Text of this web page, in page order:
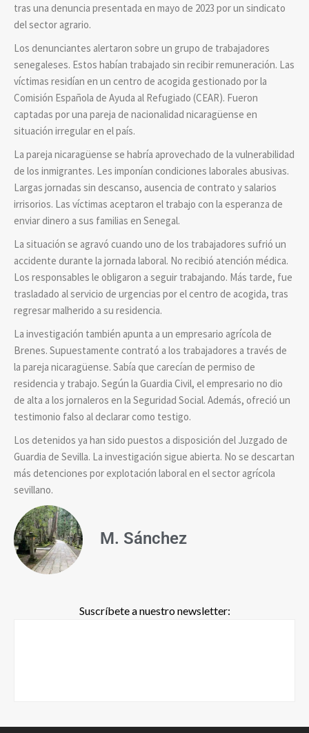
tras una denuncia presentada en mayo de 2023 por un sindicato
del sector agrario.
Los denunciantes alertaron sobre un grupo de trabajadores
senegaleses. Estos habían trabajado sin recibir remuneración. Las
víctimas residían en un centro de acogida gestionado por la
Comisión Española de Ayuda al Refugiado (CEAR). Fueron
captadas por una pareja de nacionalidad nicaragüense en
situación irregular en el país.
La pareja nicaragüense se habría aprovechado de la vulnerabilidad
de los inmigrantes. Les imponían condiciones laborales abusivas.
Largas jornadas sin descanso, ausencia de contrato y salarios
irrisorios. Las víctimas aceptaron el trabajo con la esperanza de
enviar dinero a sus familias en Senegal.
La situación se agravó cuando uno de los trabajadores sufrió un
accidente durante la jornada laboral. No recibió atención médica.
Los responsables le obligaron a seguir trabajando. Más tarde, fue
trasladado al servicio de urgencias por el centro de acogida, tras
regresar malherido a su residencia.
La investigación también apunta a un empresario agrícola de
Brenes. Supuestamente contrató a los trabajadores a través de
la pareja nicaragüense. Sabía que carecían de permiso de
residencia y trabajo. Según la Guardia Civil, el empresario no dio
de alta a los jornaleros en la Seguridad Social. Además, ofreció un
testimonio falso al declarar como testigo.
Los detenidos ya han sido puestos a disposición del Juzgado de
Guardia de Sevilla. La investigación sigue abierta. No se descartan
más detenciones por explotación laboral en el sector agrícola
sevillano.
M. Sánchez
Suscríbete a nuestro newsletter: